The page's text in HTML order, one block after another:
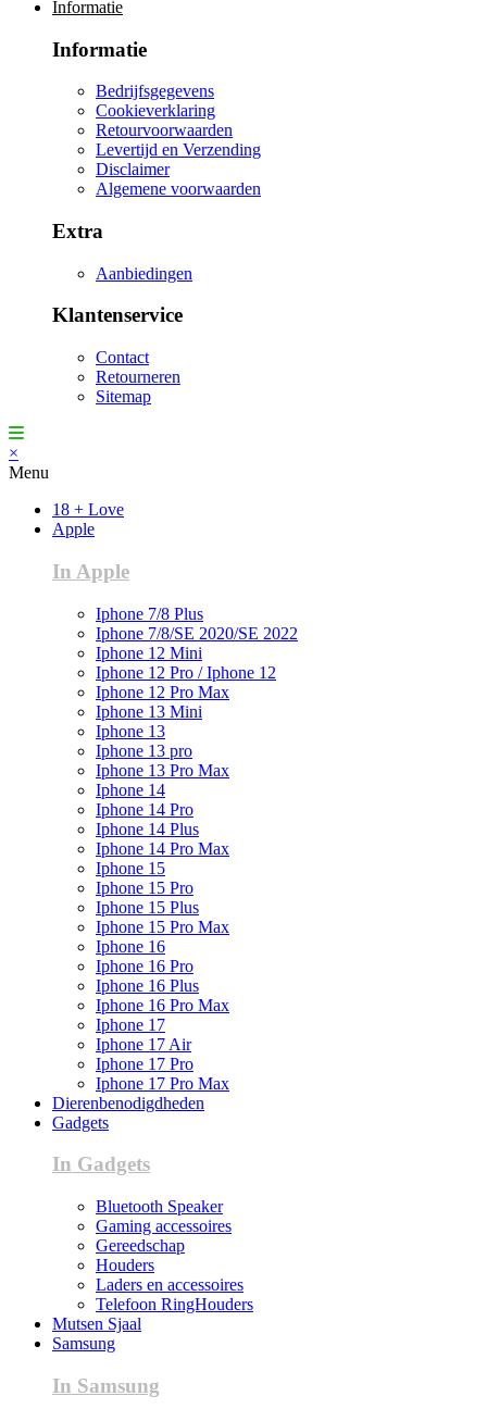
Informatie
Informatie
Bedrijfsgegevens
Cookieverklaring
Retourvoorwaarden
Levertijd en Verzending
Disclaimer
Algemene voorwaarden
Extra
Aanbiedingen
Klantenservice
Contact
Retourneren
Sitemap
×
Menu
18 + Love
Apple
In Apple
Iphone 7/8 Plus
Iphone 7/8/SE 2020/SE 2022
Iphone 12 Mini
Iphone 12 Pro / Iphone 12
Iphone 12 Pro Max
Iphone 13 Mini
Iphone 13
Iphone 13 pro
Iphone 13 Pro Max
Iphone 14
Iphone 14 Pro
Iphone 14 Plus
Iphone 14 Pro Max
Iphone 15
Iphone 15 Pro
Iphone 15 Plus
Iphone 15 Pro Max
Iphone 16
Iphone 16 Pro
Iphone 16 Plus
Iphone 16 Pro Max
Iphone 17
Iphone 17 Air
Iphone 17 Pro
Iphone 17 Pro Max
Dierenbenodigdheden
Gadgets
In Gadgets
Bluetooth Speaker
Gaming accessoires
Gereedschap
Houders
Laders en accessoires
Telefoon RingHouders
Mutsen Sjaal
Samsung
In Samsung